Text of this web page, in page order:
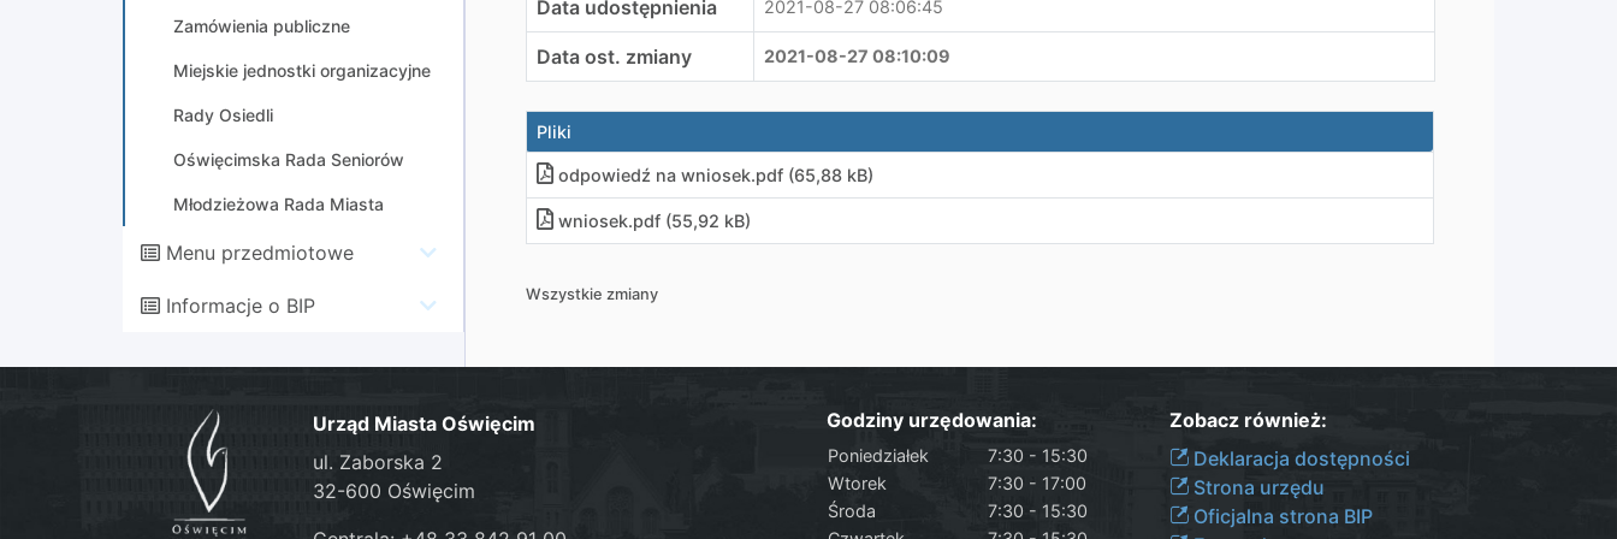
Zamówienia publiczne
Miejskie jednostki organizacyjne
Rady Osiedli
Oświęcimska Rada Seniorów
Młodzieżowa Rada Miasta
Menu przedmiotowe
Informacje o BIP
Data udostępnienia 2021-08-27 08:06:45
Data ost. zmiany 2021-08-27 08:10:09
Pliki
odpowiedź na wniosek.pdf (65,88 kB)
wniosek.pdf (55,92 kB)
Wszystkie zmiany
Urząd Miasta Oświęcim
ul. Zaborska 2
32-600 Oświęcim
Godziny urzędowania:
Poniedziałek
7:30 - 15:30
Wtorek
7:30 - 17:00
Środa
7:30 - 15:30
Zobacz również:
Deklaracja dostępności
Strona urzędu
Oficjalna strona BIP